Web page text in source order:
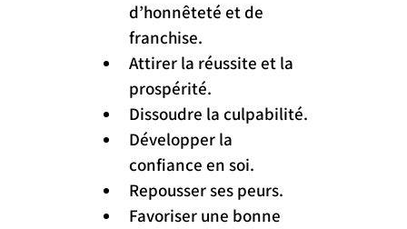
d’honnêteté et de
franchise.
Attirer la réussite et la
prospérité.
Dissoudre la culpabilité.
Développer la
confiance en soi.
Repousser ses peurs.
Favoriser une bonne